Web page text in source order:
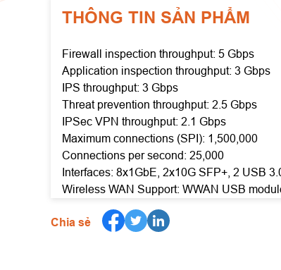
THÔNG TIN SẢN PHẨM
Firewall inspection throughput: 5 Gbps
Application inspection throughput: 3 Gbps
IPS throughput: 3 Gbps
Threat prevention throughput: 2.5 Gbps
IPSec VPN throughput: 2.1 Gbps
Maximum connections (SPI): 1,500,000
Connections per second: 25,000
Interfaces: 8x1GbE, 2x10G SFP+, 2 USB
Wireless WAN Support: WWAN USB
Chia sẻ